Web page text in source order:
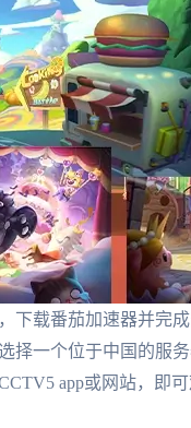
下载番茄加速器并完成
择一个位于中国的服务
app或网站，即